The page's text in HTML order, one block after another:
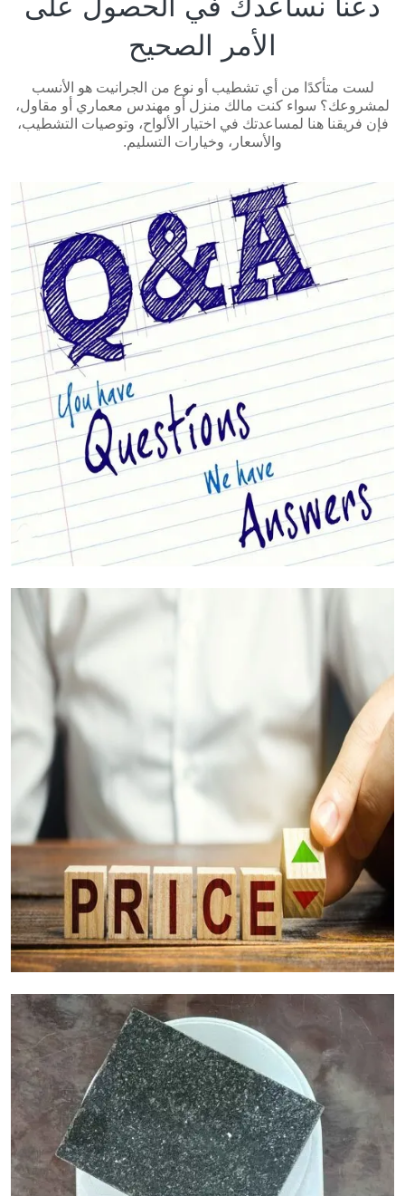
دعنا نساعدك في الحصول على
الأمر الصحيح
لست متأكدًا من أي تشطيب أو نوع من الجرانيت هو الأنسب
لمشروعك؟ سواء كنت مالك منزل أو مهندس معماري أو مقاول،
فإن فريقنا هنا لمساعدتك في اختيار الألواح، وتوصيات التشطيب،
والأسعار، وخيارات التسليم.
أسئلتك مجابة (الأسئلة الشائعة)
عوامل تكلفة الجرانيت